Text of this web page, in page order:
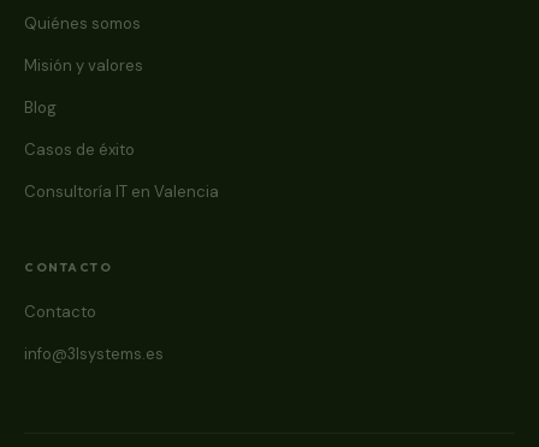
Quiénes somos
Misión y valores
Blog
Casos de éxito
Consultoría IT en Valencia
CONTACTO
Contacto
info@3lsystems.es